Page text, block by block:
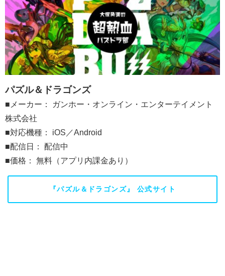
パズル＆ドラゴンズ
■メーカー： ガンホー・オンライン・エンターテイメント
株式会社
■対応機種： iOS／Android
■配信日： 配信中
■価格： 無料（アプリ内課金あり）
『パズル＆ドラゴンズ』 公式サイト